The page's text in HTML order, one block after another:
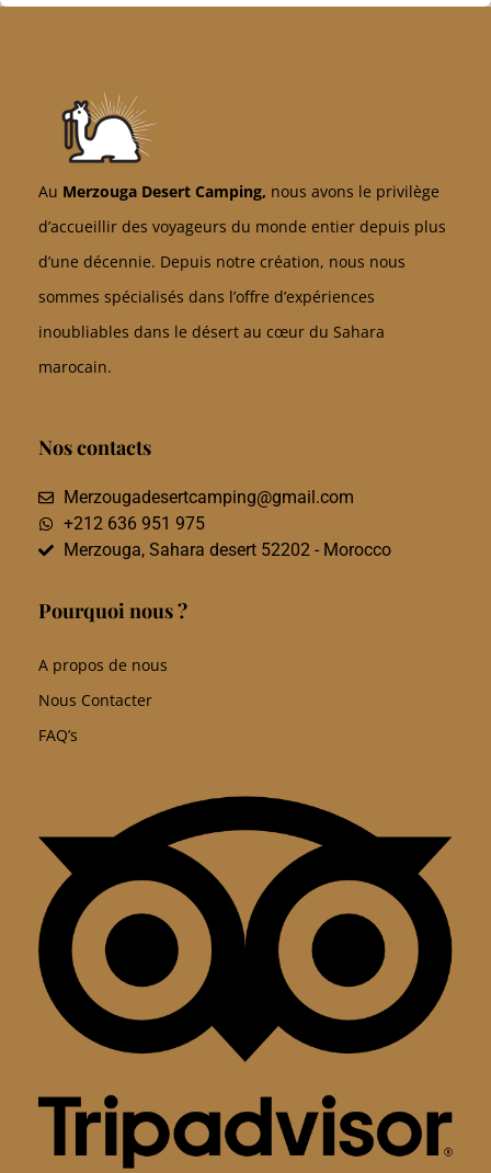
Au Merzouga Desert Camping, nous avons le privilège
d’accueillir des voyageurs du monde entier depuis plus
d’une décennie. Depuis notre création, nous nous
sommes spécialisés dans l’offre d’expériences
inoubliables dans le désert au cœur du Sahara
marocain.
Nos contacts
Merzougadesertcamping@gmail.com
+212 636 951 975
Merzouga, Sahara desert 52202 - Morocco
Pourquoi nous ?
A propos de nous
Nous Contacter
FAQ’s